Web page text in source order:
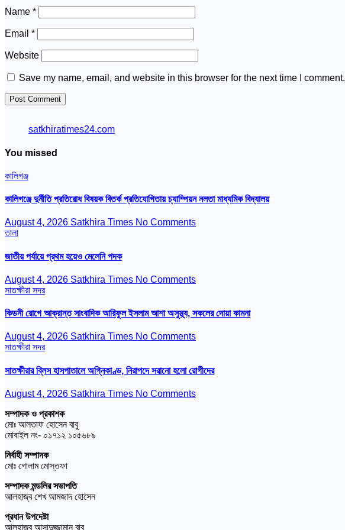
Name *
Email *
Website
Save my name, email, and website in this browser for the next time I comment.
satkhiratimes24.com
You missed
কালিগঞ্জ
কালিগঞ্জে দুর্নীতি প্রতিরোধ বিষয়ক বিতর্ক প্রতিযোগিতায় চ্যাম্পিয়ন নলতা মাধ্যমিক বিদ্যালয়
August 4, 2026 Satkhira Times No Comments
তালা
জাতীয় পর্যায়ে প্রথম হয়েও মেলেনি পদক
August 4, 2026 Satkhira Times No Comments
সাতক্ষীরা সদর
কিডনী রোগে আক্রান্ত সাংবাদিক আরিফুল ইসলাম আশা অসুস্থ্য, সকলের দোয়া কামনা
August 4, 2026 Satkhira Times No Comments
সাতক্ষীরা সদর
সাতক্ষীরার ব্লিস হাসপাতালে অগ্নিকাণ্ড, নিরাপদে সরানো হলো রোগীদের
August 4, 2026 Satkhira Times No Comments
সম্পাদক ও প্রকাশক
মোঃ আলতাফ হোসেন বাবু
মোবাইল নং- ০১৭১২ ১০৫৬৮৯
নির্বাহী সম্পাদক
মোঃ গোলাম মোস্তফা
সম্পাদক মন্ডলির সভাপতি
আলহাজ্ব শেখ আমজাদ হোসেন
প্রধান উপদেষ্টা
আলহাজ্ব আসাদুজ্জামান বাবু